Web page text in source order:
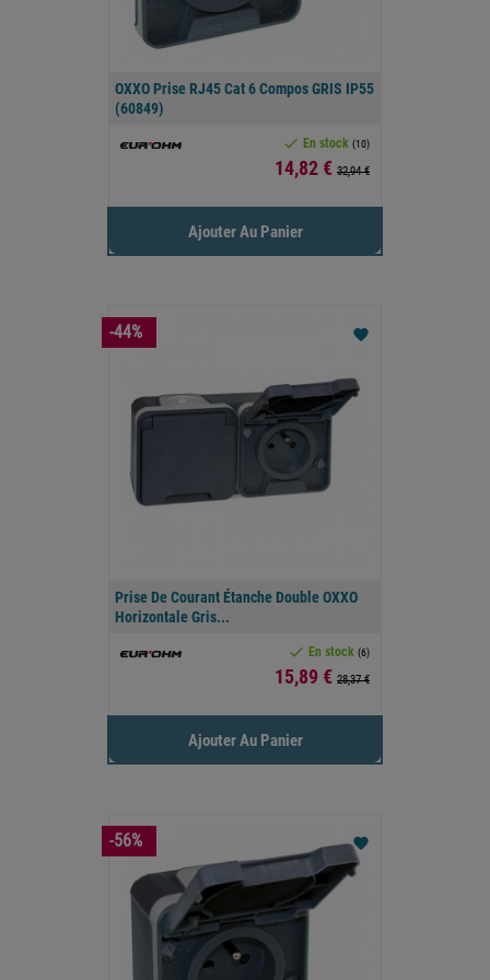
OXXO Prise RJ45 Cat 6 Compos GRIS IP55
(60849)
 En stock (10)
Prix
14,82 € 32,94 €
Ajouter Au Panier
Prise De Courant Étanche Double OXXO
Horizontale Gris...
 En stock (6)
Prix
15,89 € 28,37 €
favorite
Ajouter Au Panier
-44%
favorite
-56%